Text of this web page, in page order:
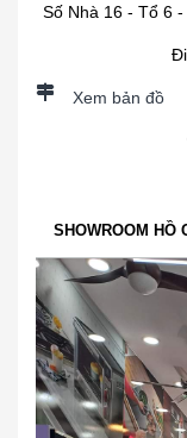
Số Nhà 16 - Tổ 6
Xem bản đồ
SHOWROOM HỒ